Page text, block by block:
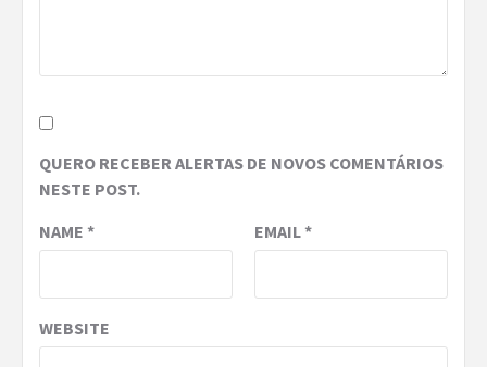
QUERO RECEBER ALERTAS DE NOVOS COMENTÁRIOS
NESTE POST.
NAME * EMAIL*
WEBSITE